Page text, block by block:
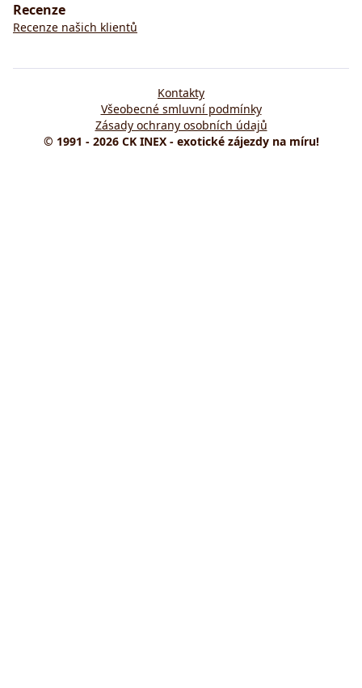
Recenze
Recenze našich klientů
© 1991 - 2026 CK INEX - exotické zájezdy na míru!
Kontakty
Všeobecné smluvní podmínky
Zásady ochrany osobních údajů